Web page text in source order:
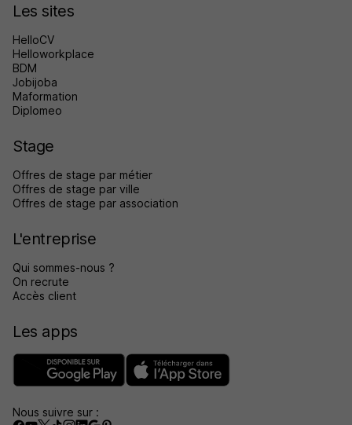
Les sites
HelloCV
Helloworkplace
BDM
Jobijoba
Maformation
Diplomeo
Stage
Offres de stage par métier
Offres de stage par ville
Offres de stage par association
L'entreprise
Qui sommes-nous ?
On recrute
Accès client
Les apps
Nous suivre sur :